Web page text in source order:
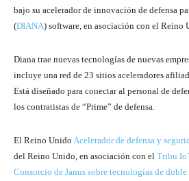
bajo su acelerador de innovación de defensa
(DIANA) software, en asociación con el Reino
Diana trae nuevas tecnologías de nuevas
incluye una red de 23 sitios aceleradores
Está diseñado para conectar al personal de
los contratistas de “Prime” de defensa.
El Reino Unido Acelerador de defensa y
del Reino Unido, en asociación con el Tribu
Consorcio de Janus sobre tecnologías de doble